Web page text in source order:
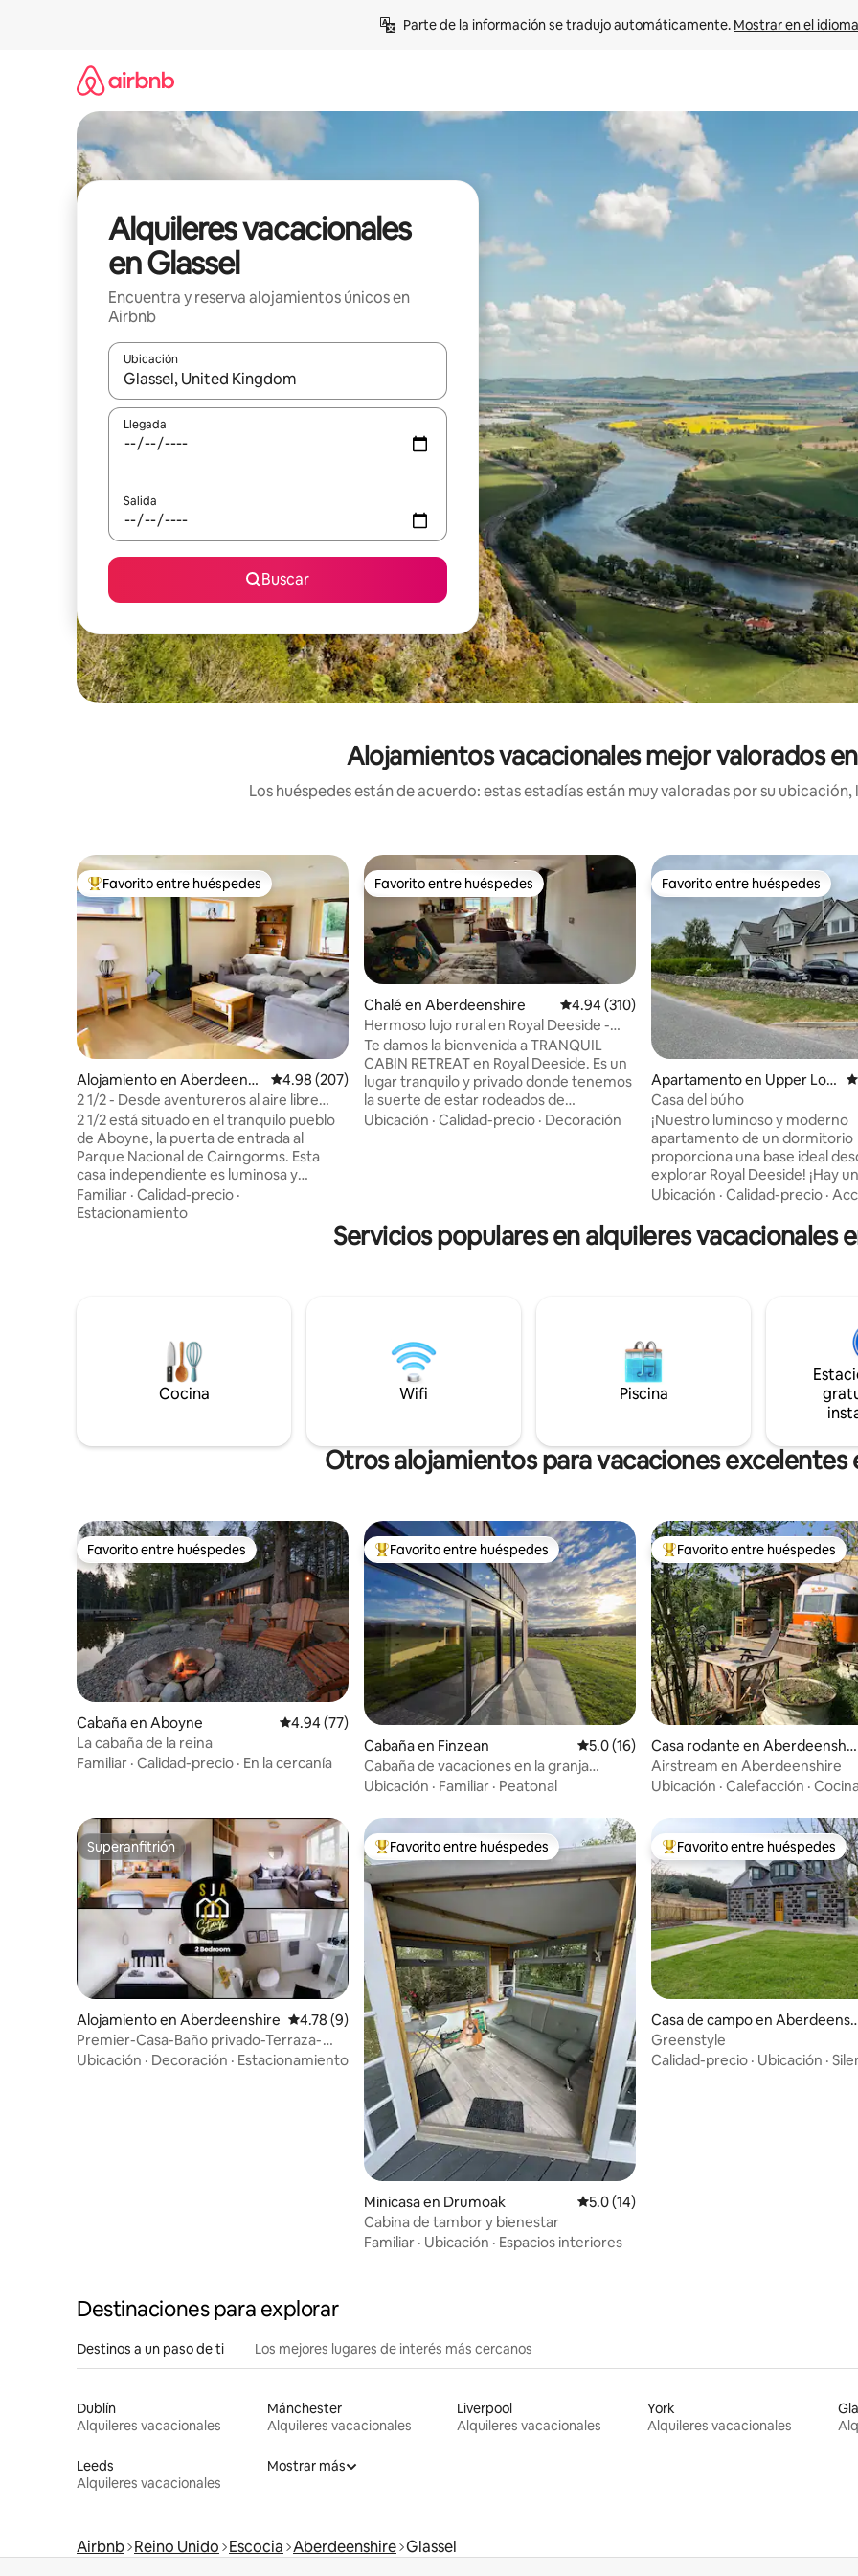
Parte de la información se tradujo automáticamente. Mostrar en el
Alquileres vacacionales
en Glassel
Encuentra y reserva alojamientos únicos en
Airbnb
Ubicación
Cuando los resultados estén disponibles, navega con las teclas de flecha hacia arriba y hacia abajo o explora con el
Llegada
Salida
Buscar
Alojamientos vacacionales mejor valorados
Los huéspedes están de acuerdo: estas estadías están muy valoradas por su
Favorito entre huéspedes preferido
Favorito entre huéspedes
Alojamiento en Aberdeensh
ire
Calificación promedio: 4.98 de 5, 207 reseñas
4.98 (207)
2 1/2 - Desde aventureros al aire libre
hasta invitados a una boda
2 1/2 está situado en el tranquilo pueblo
de Aboyne, la puerta de entrada al
Parque Nacional de Cairngorms. Esta
casa independiente es luminosa y
acogedora, tiene una sala de estar de
planta abierta, chimenea de leña, espacio
de jardín y wifi gratuito. Caminata por la
Juega al golf o visita nuestras destilerías
locales. Descubre la rica historia de Royal
Deeside. Sea lo que sea que planees para
tu descanso, vuelve y relájate en 2 1/2.
Familiar · Calidad-precio ·
Estacionamiento
Favorito entre huéspedes
Favorito entre huéspedes
Chalé en Aberdeenshire Calificación promedio: 4.94 de 5, 310 reseñas
4.94 (310)
Hermoso lujo rural en Royal Deeside -
Jacuzzi
Te damos la bienvenida a TRANQUIL
CABIN RETREAT en Royal Deeside. Es un
lugar tranquilo y privado donde tenemos
la suerte de estar rodeados de
naturaleza y amplias vistas abiertas de las
jacuzzi, acurrúquese junto a la estufa de
leña o disfrute de las colinas. Estamos a
Ubicación · Calidad-precio · Decoración
Favorito entre huéspedes
Favorito entre huéspedes
Apartamento en Upper Loc
hton
Casa del búho
¡Nuestro luminoso y moderno
apartamento de un dormitorio
proporciona una base ideal
explorar Royal Deeside! ¡Hay una gran
cantidad de actividades de
escalón de nuestra puerta!
Caminar/correr/andar en
¡simplemente relajarse!/
increíbles! También tenemos un punto
de carga para autos eléctricos si
discutir las opciones de carga
No se pueden usar algunos
cajones. Te rogamos que no
Ubicación · Calidad-precio ·
Servicios populares en alquileres vacacionales
Cocina Wifi Piscina
Otros alojamientos para vacaciones excelentes
Favorito entre huéspedes
Favorito entre huéspedes
Cabaña en Aboyne Calificación promedio: 4.94 de 5, 77 reseñas
4.94 (77)
La cabaña de la reina
Familiar · Calidad-precio · En la cercanía
Favorito entre huéspedes preferido
Favorito entre huéspedes
Cabaña en Finzean Calificación promedio: 5.0 de 5, 16 reseñas
5.0 (16)
Cabaña de vacaciones en la granja
Tillyfruskie, Finzean
Ubicación · Familiar · Peatonal
Favorito entre huéspedes
Favorito entre huéspedes
Casa rodante en Aberdeenshir
e
Airstream en Aberdeenshire
Ubicación · Calefacción ·
Superanfitrión
Superanfitrión
Alojamiento en Aberdeenshire Calificación promedio: 4.78 de 5, 9 reseñas
4.78 (9)
Premier-Casa-Baño privado-Terraza-
Banchory House
Ubicación · Decoración · Estacionamiento
Favorito entre huéspedes preferido
Favorito entre huéspedes
Minicasa en Drumoak Calificación promedio: 5.0 de 5, 14 reseñas
5.0 (14)
Cabina de tambor y bienestar
Familiar · Ubicación · Espacios interiores
Favorito entre huéspedes
Favorito entre huéspedes
Casa de campo en
re
Greenstyle
Calidad-precio · Ubicación ·
Destinaciones para explorar
Destinos a un paso de ti Los mejores lugares de interés más cercanos
Dublín
Alquileres vacacionales
Mánchester
Alquileres vacacionales
Liverpool
Alquileres vacacionales
York
Alquileres vacacionales
Leeds
Alquileres vacacionales
Mostrar más
Airbnb Reino Unido Escocia Aberdeenshire Glassel